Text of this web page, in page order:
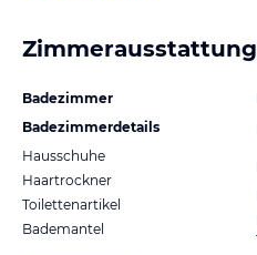
Zimmerausstattung
Badezimmer
Badezimmerdetails
Hausschuhe
Haartrockner
Toilettenartikel
Bademantel